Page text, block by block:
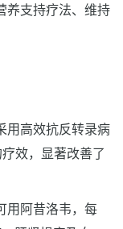
养支持疗法、维持
用高效抗反转录病
效，显著改善了
用阿昔洛韦，每